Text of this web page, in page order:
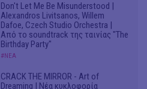
Don't Let Me Be Misunderstood |
Alexandros Livitsanos, Willem
Dafoe, Czech Studio Orchestra |
Από το soundtrack της ταινίας "The
Birthday Party"
#ΝΕΑ
CRACK THE MIRROR - Art of
Dreaming | Νέα κυκλοφορία